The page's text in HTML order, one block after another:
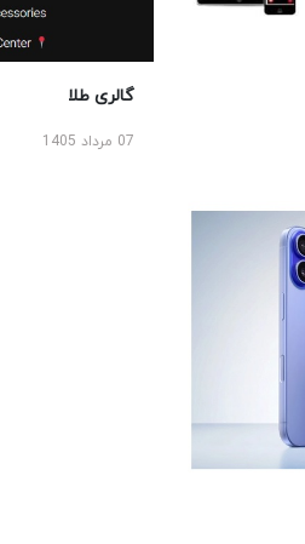
گالری طلا
07 مرداد 1405